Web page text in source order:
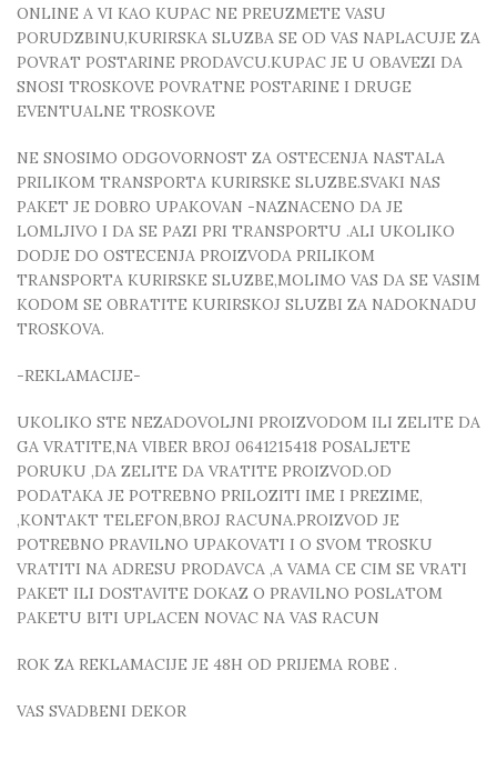
ONLINE A VI KAO KUPAC NE PREUZMETE VASU
PORUDZBINU,KURIRSKA SLUZBA SE OD VAS NAPLACUJE ZA
POVRAT POSTARINE PRODAVCU.KUPAC JE U OBAVEZI DA
SNOSI TROSKOVE POVRATNE POSTARINE I DRUGE
EVENTUALNE TROSKOVE
NE SNOSIMO ODGOVORNOST ZA OSTECENJA NASTALA
PRILIKOM TRANSPORTA KURIRSKE SLUZBE.SVAKI NAS
PAKET JE DOBRO UPAKOVAN -NAZNACENO DA JE
LOMLJIVO I DA SE PAZI PRI TRANSPORTU .ALI UKOLIKO
DODJE DO OSTECENJA PROIZVODA PRILIKOM
TRANSPORTA KURIRSKE SLUZBE,MOLIMO VAS DA SE VASIM
KODOM SE OBRATITE KURIRSKOJ SLUZBI ZA NADOKNADU
TROSKOVA.
-REKLAMACIJE-
UKOLIKO STE NEZADOVOLJNI PROIZVODOM ILI ZELITE DA
GA VRATITE,NA VIBER BROJ 0641215418 POSALJETE
PORUKU ,DA ZELITE DA VRATITE PROIZVOD.OD
PODATAKA JE POTREBNO PRILOZITI IME I PREZIME,
,KONTAKT TELEFON,BROJ RACUNA.PROIZVOD JE
POTREBNO PRAVILNO UPAKOVATI I O SVOM TROSKU
VRATITI NA ADRESU PRODAVCA ,A VAMA CE CIM SE VRATI
PAKET ILI DOSTAVITE DOKAZ O PRAVILNO POSLATOM
PAKETU BITI UPLACEN NOVAC NA VAS RACUN
ROK ZA REKLAMACIJE JE 48H OD PRIJEMA ROBE .
VAS SVADBENI DEKOR